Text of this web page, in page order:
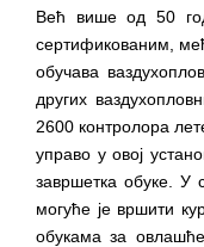
Већ више од 50
сертификованим,
обучава
других
2600 контролора
управо у овој
завршетка обуке. У
могуће је вршити
обукама за